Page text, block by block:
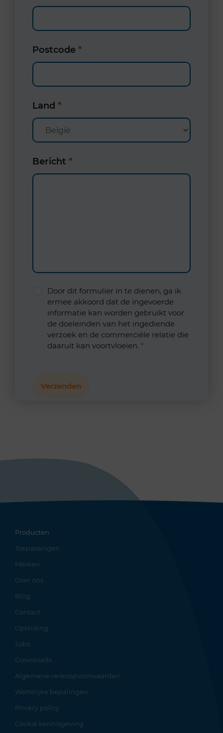
Postcode *
Land *
Bericht *
Door dit formulier in te dienen, ga ik
ermee akkoord dat de ingevoerde
informatie kan worden gebruikt voor
de doeleinden van het ingediende
verzoek en de commerciële relatie die
daaruit kan voortvloeien. *
Producten
Toepassingen
Merken
Over ons
Blog
Contact
Opleiding
Jobs
Downloads
Algemene verkoopvoorwaarden
Wettelijke bepalingen
Privacy policy
Cookie kennisgeving